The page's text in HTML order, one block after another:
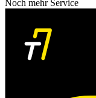
Noch mehr Service